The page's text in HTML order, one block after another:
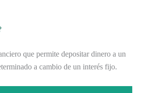
que permite depositar dinero a un
a cambio de un interés fijo.